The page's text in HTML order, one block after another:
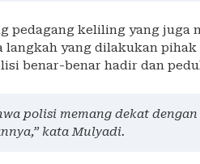
pedagang keliling yang juga
langkah yang dilakukan
benar-benar hadir dan
polisi memang dekat
kata Mulyadi.